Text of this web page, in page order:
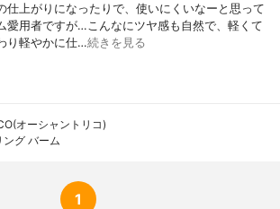
仕上がりになったりで、使いにくいなーと思って
愛用者ですが…こんなにツヤ感も自然で、軽くて
り軽やかに仕…続きを見る
オーシャントリコ)
グ バーム
1